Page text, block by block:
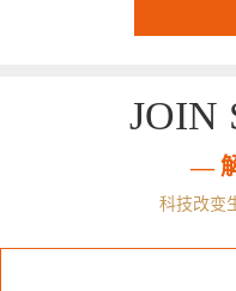
JOIN
—
科技改变